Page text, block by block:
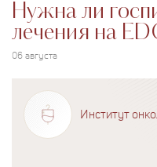
Нужна ли
лечения на
06 августа
Институт